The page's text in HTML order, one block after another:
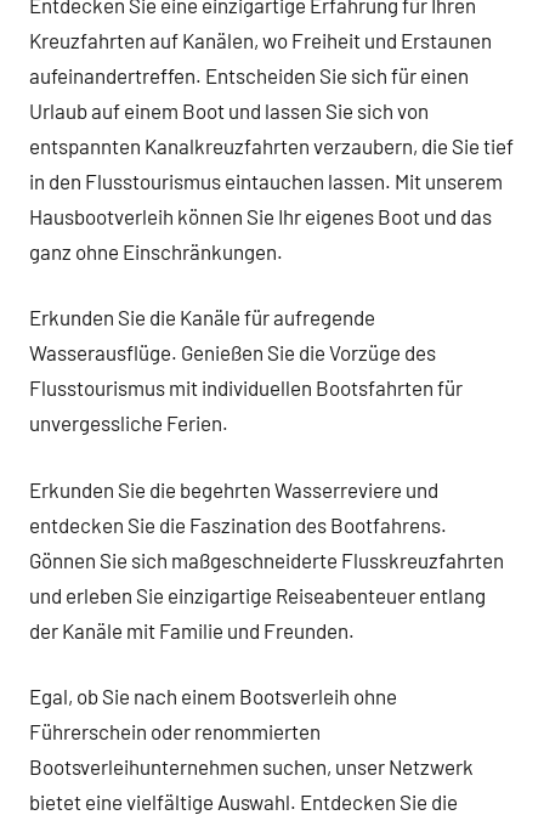
Kreuzfahrten auf Kanälen, wo Freiheit und Erstaunen
aufeinandertreffen. Entscheiden Sie sich für einen
Urlaub auf einem Boot und lassen Sie sich von
entspannten Kanalkreuzfahrten verzaubern, die Sie tief
in den Flusstourismus eintauchen lassen. Mit unserem
Hausbootverleih können Sie Ihr eigenes Boot und das
ganz ohne Einschränkungen.
Erkunden Sie die Kanäle für aufregende
Wasserausflüge. Genießen Sie die Vorzüge des
Flusstourismus mit individuellen Bootsfahrten für
unvergessliche Ferien.
Erkunden Sie die begehrten Wasserreviere und
entdecken Sie die Faszination des Bootfahrens.
Gönnen Sie sich maßgeschneiderte Flusskreuzfahrten
und erleben Sie einzigartige Reiseabenteuer entlang
der Kanäle mit Familie und Freunden.
Egal, ob Sie nach einem Bootsverleih ohne
Führerschein oder renommierten
Bootsverleihunternehmen suchen, unser Netzwerk
bietet eine vielfältige Auswahl. Entdecken Sie die